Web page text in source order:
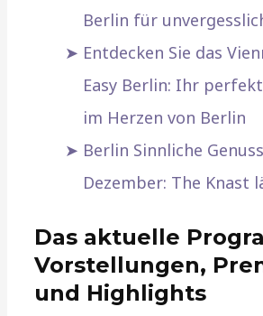
Berlin für
Entdecken Sie das
Easy Berlin: Ihr
im Herzen von Berlin
Berlin Sinnliche
Dezember: The Knast
Das aktuelle
Vorstellungen,
und Highlights